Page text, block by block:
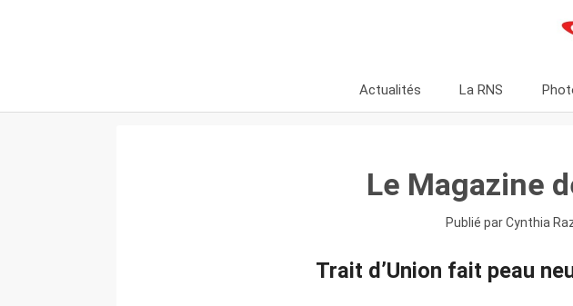
Actualités La RNS
Le Magazine
Publié par Cynthia
Trait d’Union